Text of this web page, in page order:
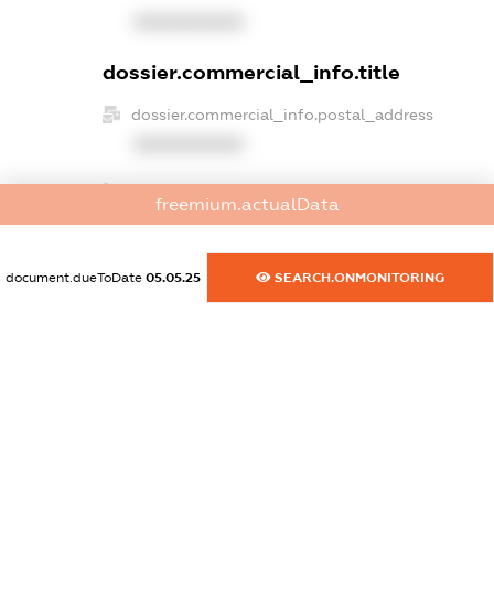
dossier.commercial_info.title
dossier.commercial_info.postal_address
XXXXXXXXXX
dossier.commercial_info.fax
XXXXXXXXXX
freemium.actualData
document.dueToDate 05.05.25 SEARCH.ONMONITORING